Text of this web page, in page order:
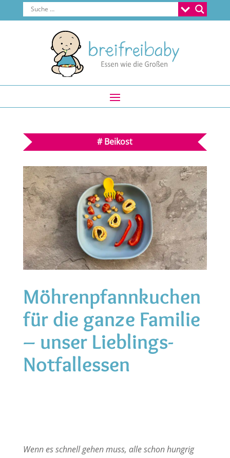
#Beikost
Möhrenpfannkuchen
für die ganze Familie
– unser Lieblings-
Notfallessen
Wenn es schnell gehen muss, alle schon hungrig